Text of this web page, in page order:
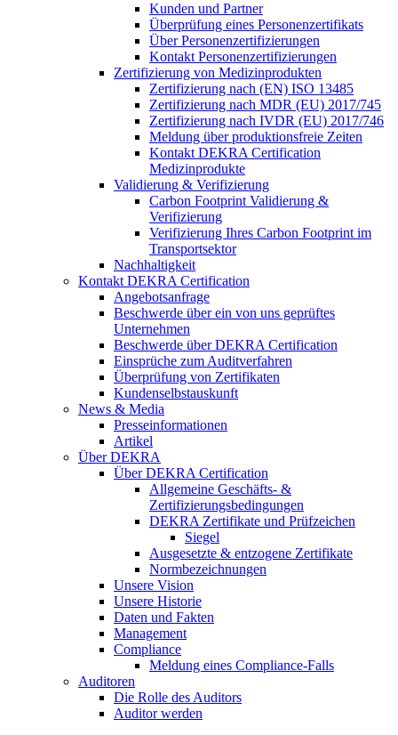
Kunden und Partner
Überprüfung eines Personenzertifikats
Über Personenzertifizierungen
Kontakt Personenzertifizierungen
Zertifizierung von Medizinprodukten
Zertifizierung nach (EN) ISO 13485
Zertifizierung nach MDR (EU) 2017/745
Zertifizierung nach IVDR (EU) 2017/746
Meldung über produktionsfreie Zeiten
Kontakt DEKRA Certification
Medizinprodukte
Validierung & Verifizierung
Carbon Footprint Validierung &
Verifizierung
Verifizierung Ihres Carbon Footprint im
Transportsektor
Nachhaltigkeit
Kontakt DEKRA Certification
Angebotsanfrage
Beschwerde über ein von uns geprüftes
Unternehmen
Beschwerde über DEKRA Certification
Einsprüche zum Auditverfahren
Überprüfung von Zertifikaten
Kundenselbstauskunft
News & Media
Presseinformationen
Artikel
Über DEKRA
Über DEKRA Certification
Allgemeine Geschäfts- &
Zertifizierungsbedingungen
DEKRA Zertifikate und Prüfzeichen
Siegel
Ausgesetzte & entzogene Zertifikate
Normbezeichnungen
Unsere Vision
Unsere Historie
Daten und Fakten
Management
Compliance
Meldung eines Compliance-Falls
Auditoren
Die Rolle des Auditors
Auditor werden